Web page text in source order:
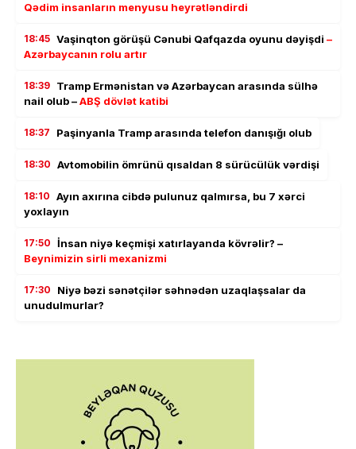
Qədim insanların menyusu heyrətləndirdi
18:45 Vaşinqton görüşü Cənubi Qafqazda oyunu dəyişdi –
Azərbaycanın rolu artır
18:39 Tramp Ermənistan və Azərbaycan arasında sülhə
nail olub –ABŞ dövlət katibi
18:37 Paşinyanla Tramp arasında telefon danışığı olub
18:30 Avtomobilin ömrünü qısaldan 8 sürücülük vərdişi
18:10 Ayın axırına cibdə pulunuz qalmırsa, bu 7 xərci
yoxlayın
17:50 İnsan niyə keçmişi xatırlayanda kövrəlir? –
Beynimizin sirli mexanizmi
17:30
Niyə bəzi sənətçilər səhnədən uzaqlaşsalar da
unudulmurlar?